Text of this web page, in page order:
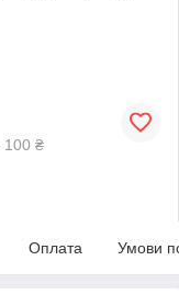
100 ₴
Оплата Умови